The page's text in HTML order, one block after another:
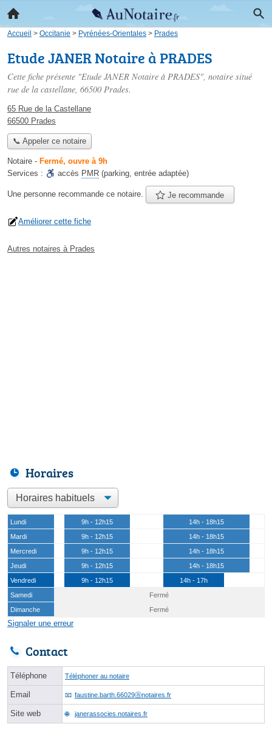
Accueil > Occitanie > Pyrénées-Orientales > Prades
Etude JANER Notaire à PRADES
Cette fiche présente "Etude JANER Notaire à PRADES", notaire situé
rue de la castellane, 66500 Prades.
65 Rue de la Castellane
66500 Prades
📞 Appeler ce notaire
Notaire - Fermé, ouvre à 9h
Services :
accès PMR (parking, entrée adaptée)
Une personne recommande ce notaire. Je recommande
Améliorer cette fiche
Autres notaires à Prades
Horaires
Lundi 9h - 12h15
14h - 18h15
Mardi
9h - 12h15
14h - 18h15
Mercredi
9h - 12h15
14h - 18h15
Jeudi
9h - 12h15
14h - 18h15
Vendredi
9h - 12h15
14h - 17h
Samedi
Fermé
Dimanche
Fermé
Signaler une erreur
Contact
Téléphone Téléphoner au notaire
Email faustine.barth.66029ⓐnotaires.fr
Site web janerassocies.notaires.fr